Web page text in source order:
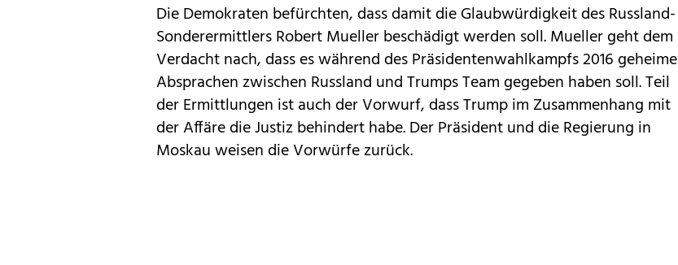
Die Demokraten befürchten, dass damit die Glaubwürdigkeit des Russland-
Sonderermittlers Robert Mueller beschädigt werden soll. Mueller geht dem
Verdacht nach, dass es während des Präsidentenwahlkampfs 2016 geheime
Absprachen zwischen Russland und Trumps Team gegeben haben soll. Teil
der Ermittlungen ist auch der Vorwurf, dass Trump im Zusammenhang mit
der Affäre die Justiz behindert habe. Der Präsident und die Regierung in
Moskau weisen die Vorwürfe zurück.